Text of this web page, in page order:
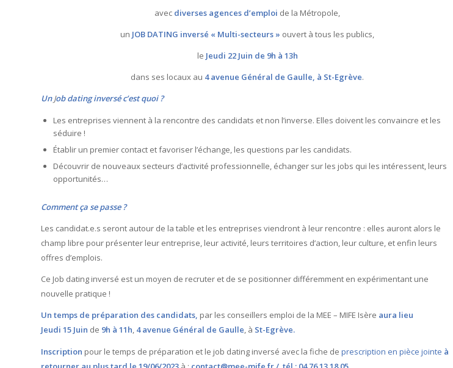
avec diverses agences d’emploi de la Métropole,
un JOB DATING inversé « Multi-secteurs » ouvert à tous les publics,
le Jeudi 22 Juin de 9h à 13h
dans ses locaux au 4 avenue Général de Gaulle, à St-Egrève.
UnJob dating inversé c’est quoi ?
Les entreprises viennent à la rencontre des candidats et non l’inverse. Elles doivent les convaincre et les
séduire !
Établir un premier contact et favoriser l’échange, les questions par les candidats.
Découvrir de nouveaux secteurs d’activité professionnelle, échanger sur les jobs qui les intéressent, leurs
opportunités…
Comment ça se passe ?
Les candidat.e.s seront autour de la table et les entreprises viendront à leur rencontre : elles auront alors le
champ libre pour présenter leur entreprise, leur activité, leurs territoires d’action, leur culture, et enfin leurs
offres d’emplois.
Ce Job dating inversé est un moyen de recruter et de se positionner différemment en expérimentant une
nouvelle pratique !
Un temps de préparation des candidats, par les conseillers emploi de la MEE – MIFE Isère aura lieu
Jeudi 15 Juin de 9h à 11h, 4 avenue Général de Gaulle, à St-Egrève.
Inscription pour le temps de préparation et le job dating inversé avec la fiche de prescription en pièce jointe à